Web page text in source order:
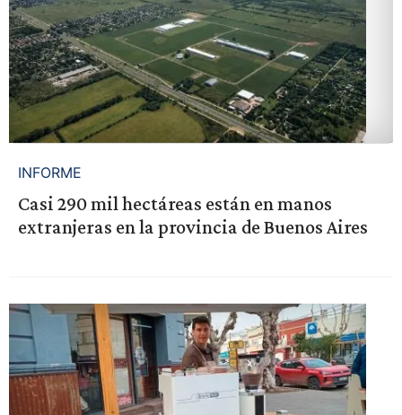
INFORME
Casi 290 mil hectáreas están en manos
extranjeras en la provincia de Buenos Aires